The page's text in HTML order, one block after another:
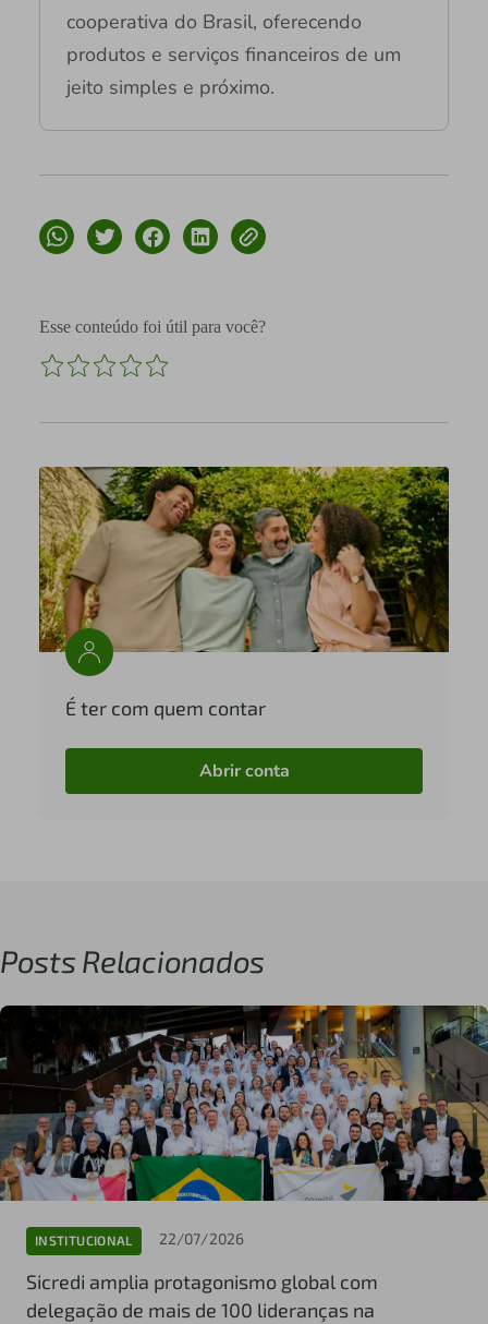
cooperativa do Brasil, oferecendo
produtos e serviços financeiros de um
jeito simples e próximo.
Esse conteúdo foi útil para você?
É ter com quem contar
Abrir conta
Posts Relacionados
INSTITUCIONAL 22/07/2026
Sicredi amplia protagonismo global com
delegação de mais de 100 lideranças na